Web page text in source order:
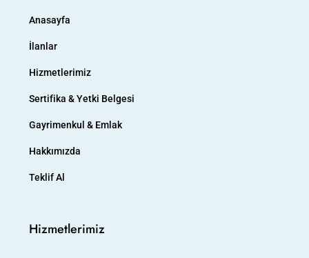
Anasayfa
İlanlar
Hizmetlerimiz
Sertifika & Yetki Belgesi
Gayrimenkul & Emlak
Hakkımızda
Teklif Al
Hizmetlerimiz